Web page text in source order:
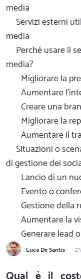
media
Servizi esterni
media
Perché usare il
media?
Migliorare la
Aumentare
Creare una
Migliorare la
Aumentare il
Situazioni o
di gestione dei
Lancio di un
Evento o
Gestione della
Aumentare la
Generare lead
Luca De Santis